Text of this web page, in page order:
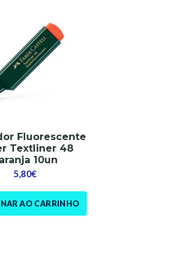
Fluorescente
Textliner 48
10un
5,80€
AO CARRINHO